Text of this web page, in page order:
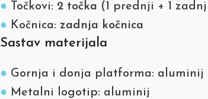
● Točkovi: 2 točka (1 prednji + 1
● Kočnica: zadnja kočnica
Sastav materijala
● Gornja i donja platforma: aluminij
● Metalni logotip: aluminij